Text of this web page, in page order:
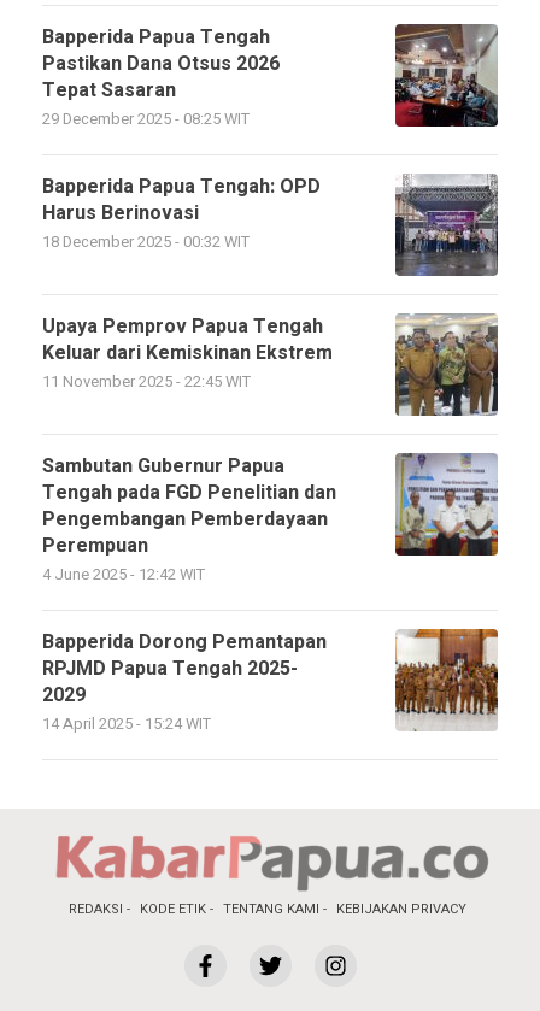
Bapperida Papua Tengah
Pastikan Dana Otsus 2026
Tepat Sasaran
29 December 2025 - 08:25 WIT
Bapperida Papua Tengah: OPD
Harus Berinovasi
18 December 2025 - 00:32 WIT
Upaya Pemprov Papua Tengah
Keluar dari Kemiskinan Ekstrem
11 November 2025 - 22:45 WIT
Sambutan Gubernur Papua
Tengah pada FGD Penelitian dan
Pengembangan Pemberdayaan
Perempuan
4 June 2025 - 12:42 WIT
Bapperida Dorong Pemantapan
RPJMD Papua Tengah 2025-
2029
14 April 2025 - 15:24 WIT
REDAKSI KODE ETIK TENTANG KAMI KEBIJAKAN PRIVACY